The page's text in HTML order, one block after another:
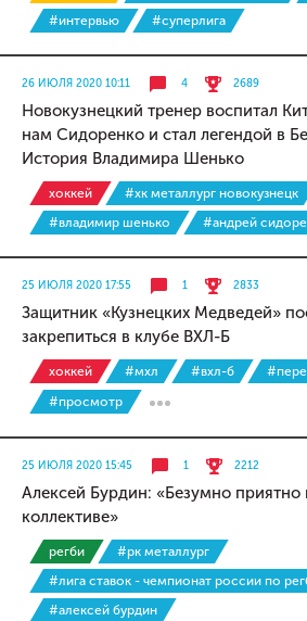
#интервью
#суперлига
26 ИЮЛЯ 2020 10:11 4 2689
Новокузнецкий тренер воспитал
нам Сидоренко и стал легендой в
История Владимира Шенько
хоккей #хк металлург новокузнецк
#владимир шенько
#андрей
25 ИЮЛЯ 2020 17:55 1 2833
Защитник «Кузнецких Медведей»
закрепиться в клубе ВХЛ-Б
хоккей #мхл #вхл-б
#просмотр
25 ИЮЛЯ 2020 15:45 1 2212
Алексей Бурдин: «Безумно приятно
коллективе»
регби
#рк металлург
#лига ставок - чемпионат россии по
#алексей бурдин